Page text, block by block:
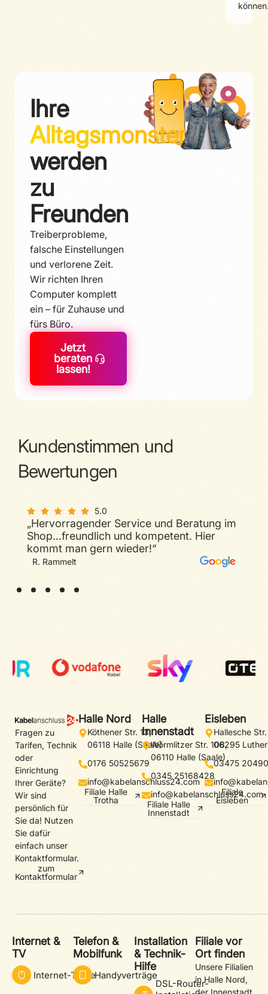
Ihre
Alltagsmonster
werden
zu
Freunden
Treiberprobleme,
falsche Einstellungen
und verlorene Zeit.
Wir richten Ihren
Computer komplett
ein – für Zuhause und
fürs Büro.
Jetzt
beraten
lassen!
Kundenstimmen und
Bewertungen
5.0
„Hervorragender Service und Beratung im
Shop…freundlich und kompetent. Hier
kommt man gern wieder!“
R. Rammelt
5.0
„Sehr guter Service, geduldiger und
kompetenter Berater. Sicherlich die
Nummer eins für Probleme/Fragen rund
um Telecolumbus in Halle.“
Fragen zu
Tarifen, Technik
oder
Einrichtung
Ihrer Geräte?
Wir sind
persönlich für
Sie da! Nutzen
Sie dafür
einfach unser
Kontaktformular.
zum
Kontaktformular
Halle Nord
Köthener Str. 13,
06118 Halle (Saale)
0176 50525679
info@kabelanschluss24.com
Filiale Halle
Trotha
Halle
Innenstadt
Wörmlitzer Str. 108,
06110 Halle (Saale)
0345 25168428
info@kabelanschluss24.com
Filiale Halle
Innenstadt
Eisleben
Hallesche
06295
03475
Filiale
Eisleben
Internet &
TV
Internet-Tarife
Telefon &
Mobilfunk
Handyverträge
Installation
& Technik-
Hilfe
DSL-Router-
Filiale vor
Ort finden
Unsere Filialien
in Halle Nord,